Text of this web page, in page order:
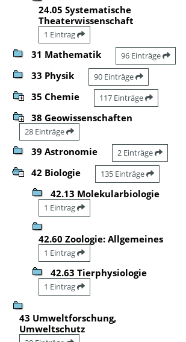
24.05 Systematische
Theaterwissenschaft
1 Eintrag
31 Mathematik 96 Einträge
33 Physik 90 Einträge
35 Chemie 117 Einträge
38 Geowissenschaften
28 Einträge
39 Astronomie 2 Einträge
42 Biologie 135 Einträge
42.13 Molekularbiologie
1 Eintrag
42.60 Zoologie: Allgemeines
1 Eintrag
42.63 Tierphysiologie
1 Eintrag
43 Umweltforschung,
Umweltschutz